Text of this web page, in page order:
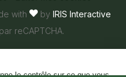
le contrôle sur ce que vous
Youtube
Twitter
with by IRIS Interactive
reCAPTCHA.